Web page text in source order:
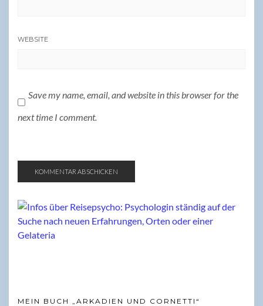
WEBSITE
Save my name, email, and website in this browser for the
next time I comment.
MEIN BUCH „ARKADIEN UND CORNETTI“